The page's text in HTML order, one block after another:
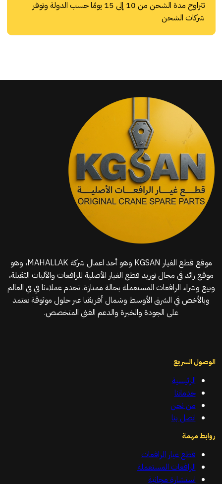
تتراوح مدة الشحن من 10 إلى 15 يومًا حسب الدولة وتوفر
شركات الشحن
موقع قطع الغيار KGSAN وهو أحد اعمال شركة MAHALLAK، وهو
موقع رائد في مجال توريد قطع الغيار الأصلية للرافعات والآليات الثقيلة،
وبيع وشراء الرافعات المستعملة بحالة ممتازة. نخدم عملاءنا في في العالم
وبالأخص في الشرق الأوسط وشمال أفريقيا عبر حلول موثوقة تعتمد
على الجودة والخبرة والدعم الفني المتخصص.
الوصول السريع
الرئيسية
خدماتنا
من نحن
اتصل بنا
روابط مهمة
قطع غيار الرافعات
الرافعات المستعملة
استشارة مجانية